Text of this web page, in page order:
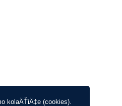
kolaÄŤiÄ‡e (cookies).